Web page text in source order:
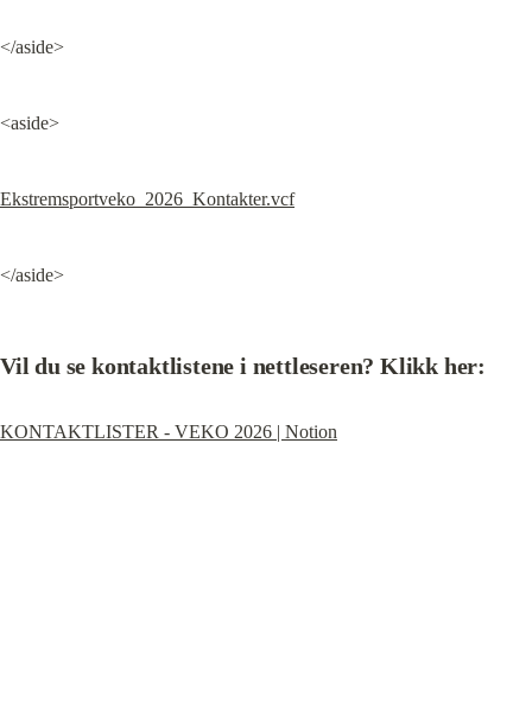
</aside>
<aside>
Ekstremsportveko_2026_Kontakter.vcf
</aside>
Vil du se kontaktlistene i nettleseren? Klikk her:
KONTAKTLISTER - VEKO 2026 | Notion